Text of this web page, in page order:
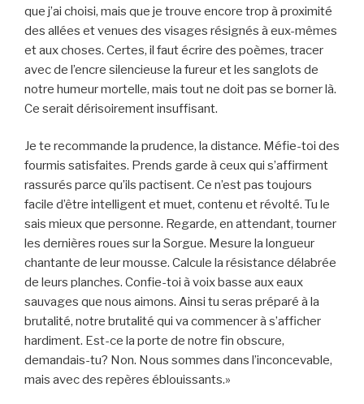
que j’ai choisi, mais que je trouve encore trop à proximité
des allées et venues des visages résignés à eux-mêmes
et aux choses. Certes, il faut écrire des poèmes, tracer
avec de l’encre silencieuse la fureur et les sanglots de
notre humeur mortelle, mais tout ne doit pas se borner là.
Ce serait dérisoirement insuffisant.
Je te recommande la prudence, la distance. Méfie-toi des
fourmis satisfaites. Prends garde à ceux qui s’affirment
rassurés parce qu’ils pactisent. Ce n’est pas toujours
facile d’être intelligent et muet, contenu et révolté. Tu le
sais mieux que personne. Regarde, en attendant, tourner
les dernières roues sur la Sorgue. Mesure la longueur
chantante de leur mousse. Calcule la résistance délabrée
de leurs planches. Confie-toi à voix basse aux eaux
sauvages que nous aimons. Ainsi tu seras préparé à la
brutalité, notre brutalité qui va commencer à s’afficher
hardiment. Est-ce la porte de notre fin obscure,
demandais-tu? Non. Nous sommes dans l’inconcevable,
mais avec des repères éblouissants.»